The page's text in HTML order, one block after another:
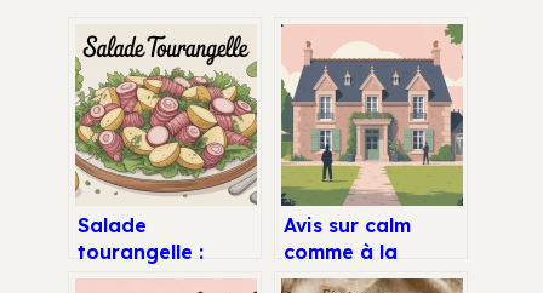
Salade
tourangelle :
recette
Avis sur calm
comme à la
maison à la